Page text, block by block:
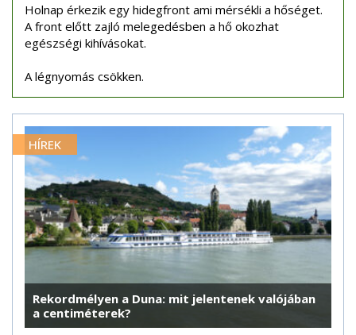
Holnap érkezik egy hidegfront ami mérsékli a hőséget.
A front előtt zajló melegedésben a hő okozhat
egészségi kihívásokat.
A légnyomás csökken.
HÍREK
Rekordmélyen a Duna: mit jelentenek valójában
a centiméterek?